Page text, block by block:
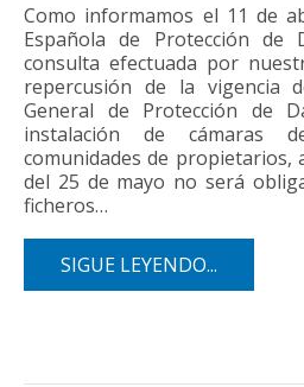
Como informamos el 11 de
Española de Protección de
consulta efectuada por
repercusión de la vigencia
General de Protección de
instalación de cámaras
comunidades de propietarios,
del 25 de mayo no será
ficheros…
SIGUE LEYENDO...